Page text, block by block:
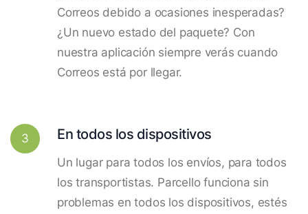
Correos debido a ocasiones inesperadas?
¿Un nuevo estado del paquete? Con
nuestra aplicación siempre verás cuando
Correos está por llegar.
3 En todos los dispositivos
Un lugar para todos los envíos, para todos
los transportistas. Parcello funciona sin
problemas en todos los dispositivos, estés